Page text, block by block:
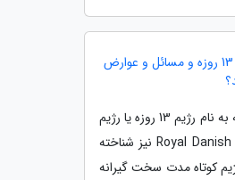
از رژیم کانادایی 13 روزه و مسائل و عوارض
رژیم کانادایی که به نام رژیم 13 روزه یا رژیم
Royal Danish Hospital Diet نیز شناخته
کوتاه مدت سخت گیرانه